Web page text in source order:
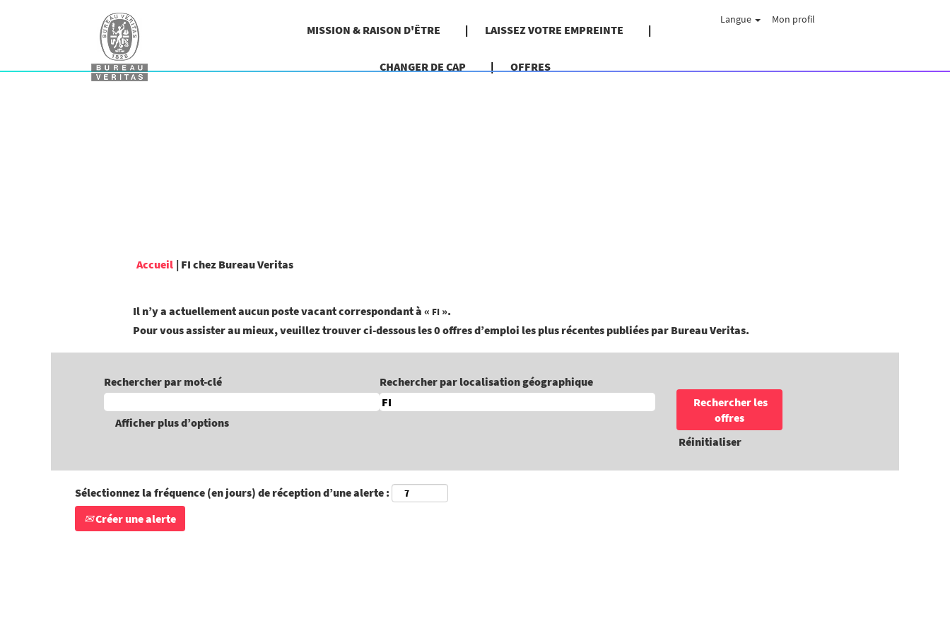
MISSION & RAISON D'ÊTRE LAISSEZ VOTRE EMPREINTE
CHANGER DE CAP OFFRES
Langue Mon profil
Accueil | FI chez Bureau Veritas(page
Il n’y a actuellement aucun poste vacant correspondant à « FI ».
Pour vous assister au mieux, veuillez trouver ci-dessous les 0 offres d’emploi les plus récentes publiées par Bureau Veritas.
Rechercher par mot-clé Rechercher par localisation géographique
Afficher plus d’options
Réinitialiser
Sélectionnez la fréquence (en jours) de réception d’une alerte :
Créer une alerte